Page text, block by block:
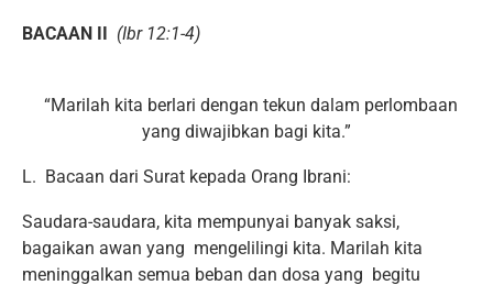
BACAAN II (Ibr 12:1-4)
“Marilah kita berlari dengan tekun dalam perlombaan
yang diwajibkan bagi kita.”
L. Bacaan dari Surat kepada Orang Ibrani:
Saudara-saudara, kita mempunyai banyak saksi,
bagaikan awan yang mengelilingi kita. Marilah kita
meninggalkan semua beban dan dosa yang begitu